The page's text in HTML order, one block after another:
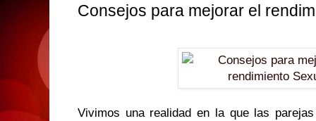
Consejos para mejorar el
Vivimos una realidad en la que las